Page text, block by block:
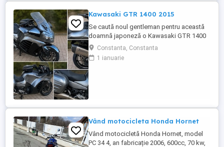
Kawasaki GTR 1400 2015
Se caută noul gentleman pentru această
doamnă japoneză o Kawasaki GTR 1400
care încă întoarce priviri și iubește
kilometrii. A fost răsfățată, întreținută la
timp și tratată cu respect. O dau doar
Constanta, Constanta
1 ianuarie
Vând motocicleta Honda Hornet
Vând motocicletă Honda Hornet, model
PC 34 4, an fabricație 2006, 600cc, 70 kw,